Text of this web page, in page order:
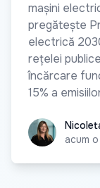
mașini
pregătește
electrică
rețelei
încărcare
15% a
Nicoleta
acum